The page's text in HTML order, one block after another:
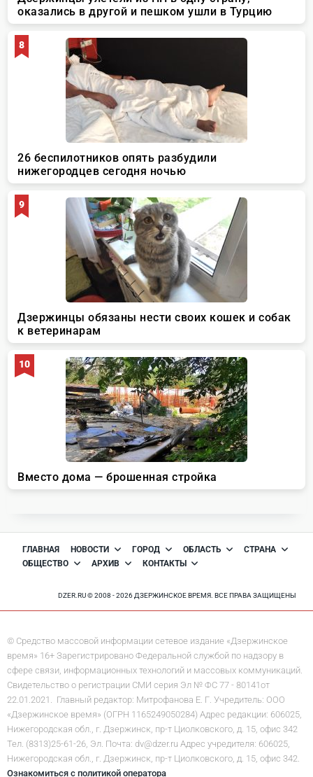
ГЛАВНАЯ НОВОСТИ ГОРОД ОБЛАСТЬ
СТРАНА
ОБЩЕСТВО
АРХИВ КОНТАКТЫ
DZER.RU © 2008 - 2026 ДЗЕРЖИНСКОЕ ВРЕМЯ. ВСЕ ПРАВА ЗАЩИЩЕНЫ
© Средство массовой информации сетевое издание «Дзержинское
время» 16+ Зарегистрировано Федеральной службой по надзору в
сфере связи, информационных технологий и массовых коммуникаций.
Свидетельство о регистрации СМИ серия Эл № ФС 77 - 80141от
22.01.2021. Главный редактор: Митрофанова Е. Г. Учредитель: ООО
«Дзержинское время» (ОГРН 1165249050284) Адрес редакции: 606025,
Нижегородская обл., г. Дзержинск, пр-т Циолковского, д. 15, офис 342
Тел. (8313)25-61-26, Эл. Почта: dv@dzer.ru Адрес учредителя: 606025,
Нижегородская обл., г. Дзержинск, пр-т Циолковского, д. 15, офис 342.
Ознакомиться с политикой оператора